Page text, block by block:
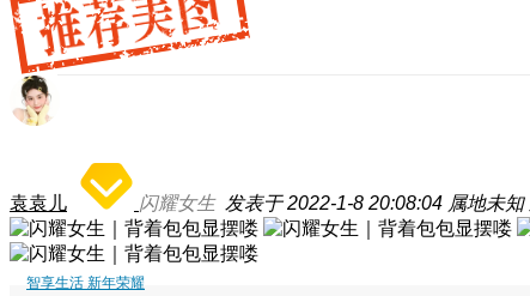
袁袁儿 闪耀女生 发表于 2022-1-8 20:08:04 属地未知
智享生活 新年荣耀